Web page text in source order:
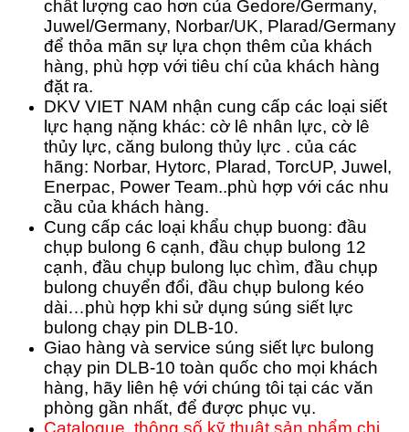
chất lượng cao hơn của Gedore/Germany,
Juwel/Germany, Norbar/UK, Plarad/Germany
để thỏa mãn sự lựa chọn thêm của khách
hàng, phù hợp với tiêu chí của khách hàng
đặt ra.
DKV VIET NAM nhận cung cấp các loại siết
lực hạng nặng khác: cờ lê nhân lực, cờ lê
thủy lực, căng bulong thủy lực . của các
hãng: Norbar, Hytorc, Plarad, TorcUP, Juwel,
Enerpac, Power Team..phù hợp với các nhu
cầu của khách hàng.
Cung cấp các loại khẩu chụp buong: đầu
chụp bulong 6 cạnh, đầu chụp bulong 12
cạnh, đầu chụp bulong lục chìm, đầu chụp
bulong chuyển đổi, đầu chụp bulong kéo
dài…phù hợp khi sử dụng súng siết lực
bulong chạy pin DLB-10.
Giao hàng và service súng siết lực bulong
chạy pin DLB-10 toàn quốc cho mọi khách
hàng, hãy liên hệ với chúng tôi tại các văn
phòng gần nhất, để được phục vụ.
Catalogue, thông số kỹ thuật sản phẩm chi